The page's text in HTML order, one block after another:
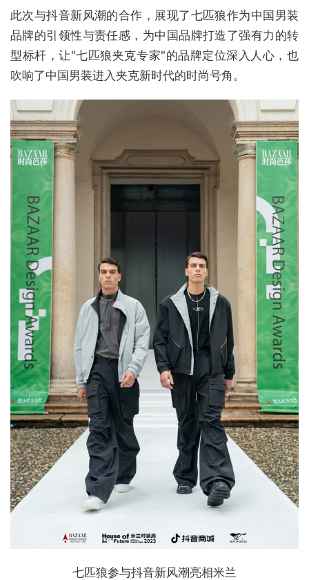
此次与抖音新风潮的合作，展现了七匹狼作为中国男装
品牌的引领性与责任感，为中国品牌打造了强有力的转
型标杆，让"七匹狼夹克专家"的品牌定位深入人心，也
吹响了中国男装进入夹克新时代的时尚号角。
七匹狼参与抖音新风潮亮相米兰